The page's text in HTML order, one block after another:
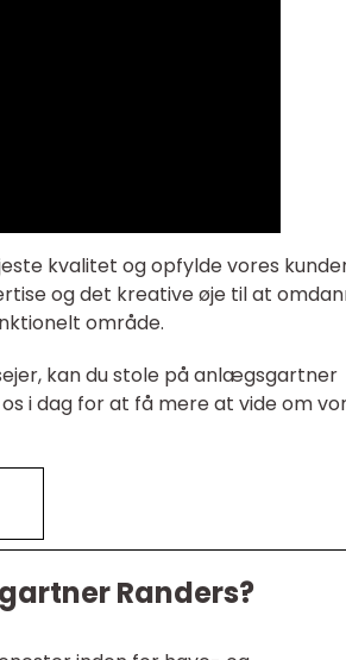
kvalitet og opfylde vores
og det kreative øje til at
område.
kan du stole på anlægsgartner
i dag for at få mere at vide om
Randers?